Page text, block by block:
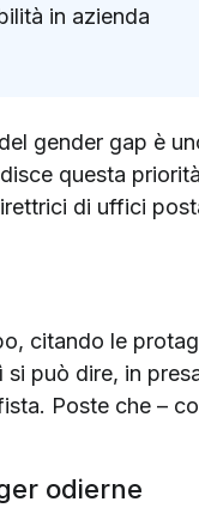
in azienda
gender gap è
questa
di uffici
citando le
può dire, in
Poste che –
odierne